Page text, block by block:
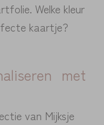
Welke kleur
kaartje?
met
van Mijksje